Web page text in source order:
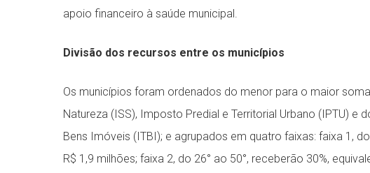
apoio financeiro à saúde municipal.
Divisão dos recursos entre os municípios
Os municípios foram ordenados do menor para o maior
Natureza (ISS), Imposto Predial e Territorial Urbano (IPTU)
Bens Imóveis (ITBI); e agrupados em quatro faixas: faixa 1,
R$ 1,9 milhões; faixa 2, do 26° ao 50°, receberão 30%,